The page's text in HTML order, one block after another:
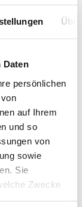
Daten
persönlichen
auf Ihrem
und so
von
sowie
Sie
Zwecke